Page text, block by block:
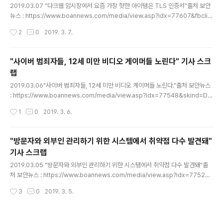
보안마저 되어있지 않았지..
2019.03.07 "다크웹 암시장에서 요즘 가장 핫한 아이템은 TLS 인증서"출처 보안
뉴스 : https://www.boannews.com/media/view.asp?idx=77607&fbclid
GPREA2M * 요약 *다크웹에서 TLS 인증서를 거래하는 시장이 확산되고 있다고
공되는 형태로 변화되고 있다.이러한 TLS 인증서는 웹사이트의 스푸핑이나 암호화
된 트래픽 도청을 원하는 이들에게MITM을 할 수 있도록 해주는 툴 키트 형식으로
거래되고 있다.TLS 인증서만 있더라도 피씽 사이트 및 악성 사이트를 제작하는 것
이 굉장히..
2 0 2019. 3. 7.
"사이버 범죄자들, 12세 미만 비디오 게이머들 노린다" 기사 스크
랩
2019.03.06"사이버 범죄자들, 12세 미만 비디오 게이머들 노린다."출처 보안뉴스
: https://www.boannews.com/media/view.asp?idx=77548&skind=D*
다.어린이들은 순진하기 때문에 사람을 잘 믿으며 쉽게 외부의 영향을 받기 때문이
하는데아이들을 위한 무료게임은 광고가 가득하며 앱 내부에 구매를 유도하는 경우
가 많고업그레이드 시 유료로 진행되도록하는 앱도 많다고 한다.성인과 다르게 아동
들은 광고의 콘텐츠인지 게임 버튼인지 정확하게 구별하지 못하기 때문에아동들을
속여 악성 앱을 다운 받도록 유도하여 정보를..
1 0 2019. 3. 6.
"방문자와 외부인 관리하기 위한 시스템에서 취약점 다수 발견돼"
기사 스크랩
2019.03.05 "방문자와 외부인 관리하기 위한 시스템에서 취약점 다수 발견돼"출
처 보안뉴스 : https://www.boannews.com/media/view.asp?idx=77522
데 취약점이 19개나 발견되었다.방문자 시스템 TOP5 제품에서 발견된 취약점으로
3 0 2019. 3. 5.